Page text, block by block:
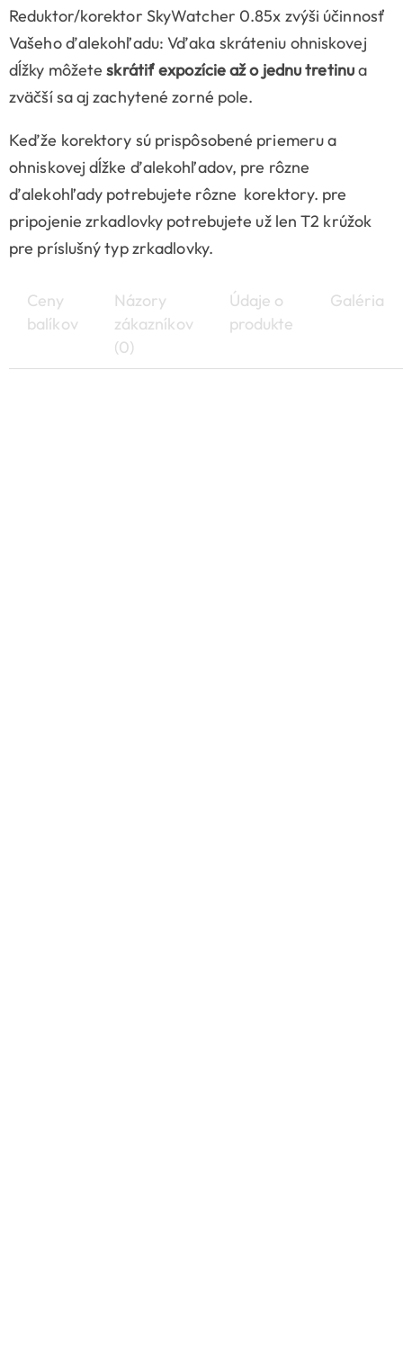
Reduktor/korektor SkyWatcher 0.85x zvýši účinnosť
Vašeho ďalekohľadu: Vďaka skráteniu ohniskovej
dĺžky môžeteskrátiť expozície až o jednu tretinua
zväčší sa aj zachytené zorné pole.
Keďže korektory sú prispôsobené priemeru a
ohniskovej dĺžke ďalekohľadov, pre rôzne
ďalekohľady potrebujete rôzne korektory. pre
pripojenie zrkadlovky potrebujete už len T2 krúžok
pre príslušný typ zrkadlovky.
Ceny
balíkov
Názory
zákazníkov
(0)
Údaje o
produkte
Galéria